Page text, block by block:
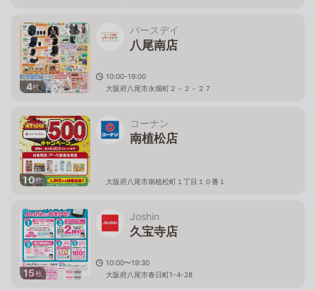
4枚
バースデイ
八尾南店
10:00-19:00
大阪府八尾市永畑町２－２－２７
10枚
コーナン
南植松店
大阪府八尾市南植松町１丁目１０番１
15枚
Joshin
久宝寺店
10:00〜19:30
大阪府八尾市春日町1-4-28